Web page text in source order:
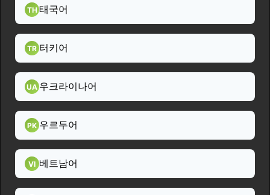
TH 태국어
TR 터키어
UA 우크라이나어
PK 우르두어
VI 베트남어